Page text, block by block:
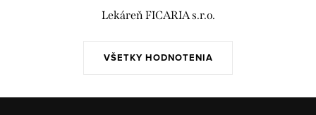
VŠETKY HODNOTENIA
Lekáreň FICARIA s.r.o.